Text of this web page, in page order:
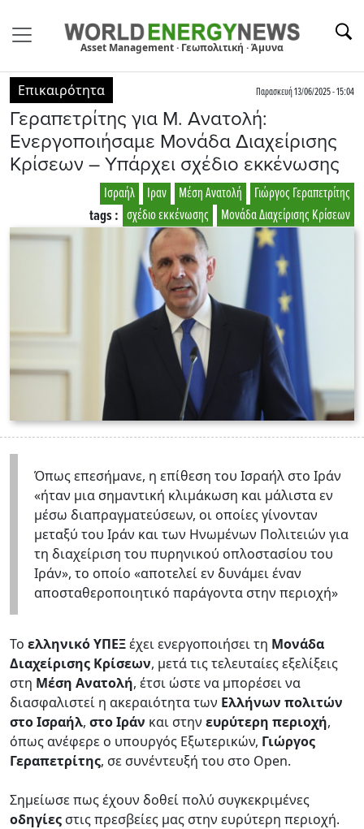
Asset Management · Γεωπολιτική · Άμυνα
Επικαιρότητα Παρασκευή 13/06/2025 - 15:04
Γεραπετρίτης για Μ. Ανατολή:
Ενεργοποιήσαμε Μονάδα Διαχείρισης
Κρίσεων – Υπάρχει σχέδιο εκκένωσης
Γιώργος Γεραπετρίτης
Μέση Ανατολή
Ιραν
Ισραήλ
Μονάδα Διαχείρισης Κρίσεων
σχέδιο εκκένωσης
tags :
Όπως επεσήμανε, η επίθεση του Ισραήλ στο Ιράν
«ήταν μια σημαντική κλιμάκωση και μάλιστα εν
μέσω διαπραγματεύσεων, οι οποίες γίνονταν
μεταξύ του Ιράν και των Ηνωμένων Πολιτειών για
τη διαχείριση του πυρηνικού οπλοστασίου του
Ιράν», το οποίο «αποτελεί εν δυνάμει έναν
αποσταθεροποιητικό παράγοντα στην περιοχή»
Το ελληνικό ΥΠΕΞέχει ενεργοποιήσει τη Μονάδα
Διαχείρισης Κρίσεων, μετά τις τελευταίες εξελίξεις
στη Μέση Ανατολή, έτσι ώστε να μπορέσει να
διασφαλιστεί η ακεραιότητα των Ελλήνων πολιτών
στο Ισραήλ, στο Ιράν και στην ευρύτερη περιοχή,
όπως ανέφερε ο υπουργός Εξωτερικών, Γιώργος
Γεραπετρίτης, σε συνέντευξή του στο Open.
Σημείωσε πως έχουν δοθεί πολύ συγκεκριμένες
οδηγίες στις πρεσβείες μας στην ευρύτερη περιοχή.